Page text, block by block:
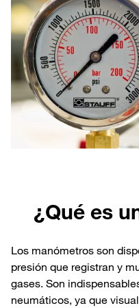
¿Qué es
Los manómetros son
presión que registran y
gases. Son
neumáticos, ya que